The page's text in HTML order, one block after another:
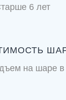
6 лет
на шаре в